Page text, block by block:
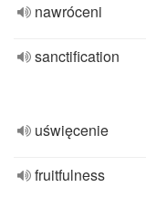
nawróceni
sanctification
uświęcenie
fruitfulness